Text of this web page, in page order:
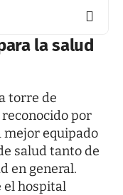
la salud
torre de
reconocido por
mejor equipado
salud tanto de
en general.
el hospital